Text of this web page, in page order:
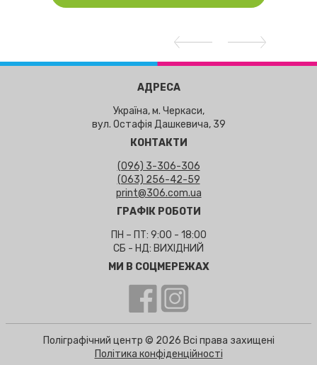
АДРЕСА
Україна, м. Черкаси,
вул. Остафія Дашкевича, 39
КОНТАКТИ
(096) 3-306-306
(063) 256-42-59
print@306.com.ua
ГРАФІК РОБОТИ
ПН – ПТ: 9:00 - 18:00
СБ - НД: ВИХІДНИЙ
МИ В СОЦМЕРЕЖАХ
Поліграфічний центр © 2026 Всі права захищені
Політика конфіденційності